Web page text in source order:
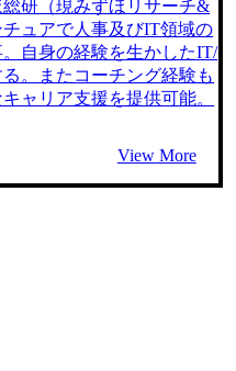
研（現みずほリサーチ&
ュアで人事及びIT領域の
自身の経験を生かしたIT/
。またコーチング経験も
ャリア支援を提供可能。
View More